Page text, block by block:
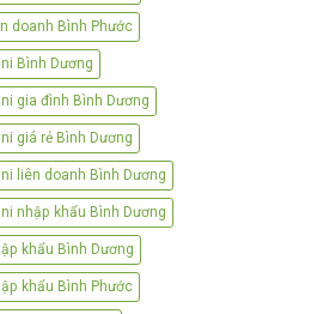
doanh Bình Phước
Bình Dương
gia đình Bình Dương
giá rẻ Bình Dương
liên doanh Bình Dương
nhập khẩu Bình Dương
khẩu Bình Dương
khẩu Bình Phước